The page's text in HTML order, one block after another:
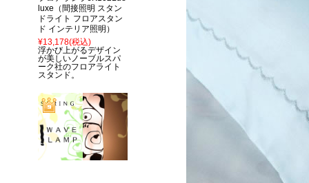
luxe（間接照明 スタン
ドライト フロアスタン
ド インテリア照明）
¥13,178(税込)
浮かび上がるデザイン
が美しいノーブルスパ
ーク社のフロアライト
スタンド。